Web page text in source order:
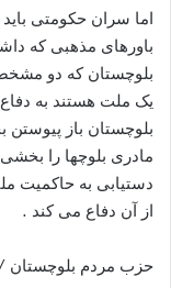
اما سران حکومتی باید
باورهای مذھبی که
بلوچستان که دو
یک ملت هستند به
بلوچستان باز
مادری بلوچها را
دستیابی به حاکمیت
از آن دفاع می کند .
حزب مردم بلوچستان / خرداد۱۳۹۹، برابر